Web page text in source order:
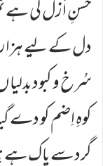
حُسنِ اَزل کی ہے
دل کے لیے ہزار
سُرخ و کبود
کوہِ اِضم کو دے
گرد سے پاک ہے